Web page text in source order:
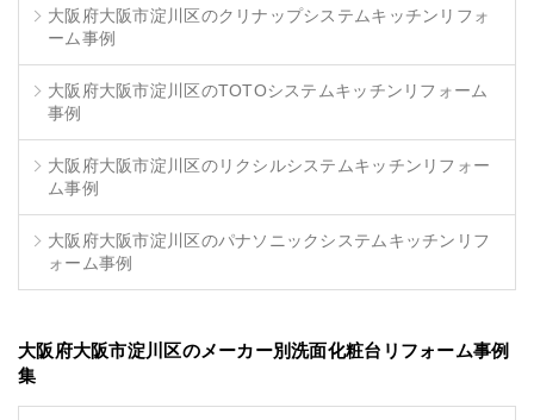
大阪府大阪市淀川区のクリナップシステムキッチンリフォ
ーム事例
大阪府大阪市淀川区のTOTOシステムキッチンリフォーム
事例
大阪府大阪市淀川区のリクシルシステムキッチンリフォー
ム事例
大阪府大阪市淀川区のパナソニックシステムキッチンリフ
ォーム事例
大阪府大阪市淀川区のメーカー別洗面化粧台リフォーム事例
集